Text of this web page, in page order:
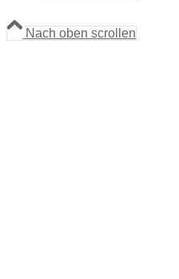
Nach oben scrollen